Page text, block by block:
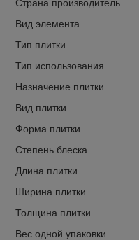
Страна производитель
Вид элемента
Тип плитки
Тип использования
Назначение плитки
Вид плитки
Форма плитки
Степень блеска
Длина плитки
Ширина плитки
Толщина плитки
Вес одной упаковки